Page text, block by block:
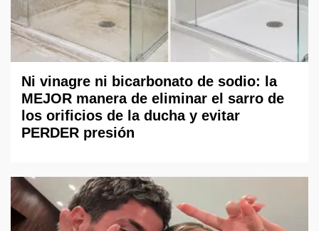
Ni vinagre ni bicarbonato de sodio: la
MEJOR manera de eliminar el sarro de
los orificios de la ducha y evitar
PERDER presión